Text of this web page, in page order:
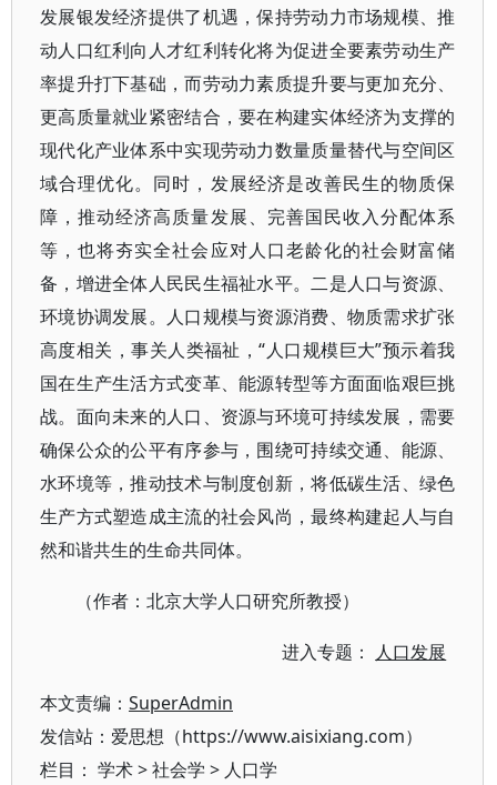
发展银发经济提供了机遇，保持劳动力市场规模、推
动人口红利向人才红利转化将为促进全要素劳动生产
率提升打下基础，而劳动力素质提升要与更加充分、
更高质量就业紧密结合，要在构建实体经济为支撑的
现代化产业体系中实现劳动力数量质量替代与空间区
域合理优化。同时，发展经济是改善民生的物质保
障，推动经济高质量发展、完善国民收入分配体系
等，也将夯实全社会应对人口老龄化的社会财富储
备，增进全体人民民生福祉水平。二是人口与资源、
环境协调发展。人口规模与资源消费、物质需求扩张
高度相关，事关人类福祉，“人口规模巨大”预示着我
国在生产生活方式变革、能源转型等方面面临艰巨挑
战。面向未来的人口、资源与环境可持续发展，需要
确保公众的公平有序参与，围绕可持续交通、能源、
水环境等，推动技术与制度创新，将低碳生活、绿色
生产方式塑造成主流的社会风尚，最终构建起人与自
然和谐共生的生命共同体。
（作者：北京大学人口研究所教授）
进入专题： 人口发展
本文责编： SuperAdmin
发信站：爱思想（https://www.aisixiang.com）
栏目： 学术>社会学 > 人口学